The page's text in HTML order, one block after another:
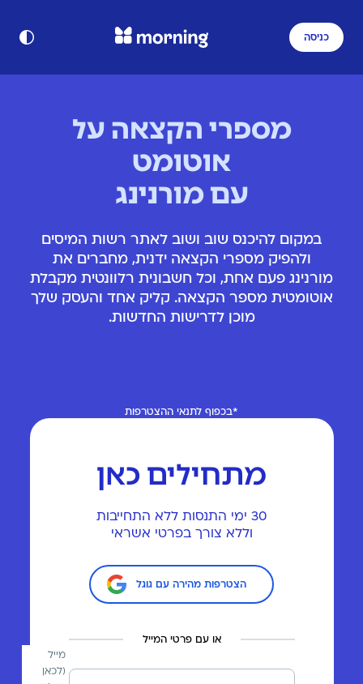
כניסה
מתחילים כאן
30 ימי התנסות ללא התחייבות
וללא צורך בפרטי אשראי
הצטרפות מהירה עם גוגל
או עם פרטי המייל
מייל
(לכאן
מספרי הקצאה על
אוטומט
עם מורנינג
במקום להיכנס שוב ושוב לאתר רשות המיסים
ולהפיק מספרי הקצאה ידנית, מחברים את
מורנינג פעם אחת, וכל חשבונית רלוונטית מקבלת
אוטומטית מספר הקצאה. קליק אחד והעסק שלך
מוכן לדרישות החדשות.
*בכפוף לתנאי ההצטרפות